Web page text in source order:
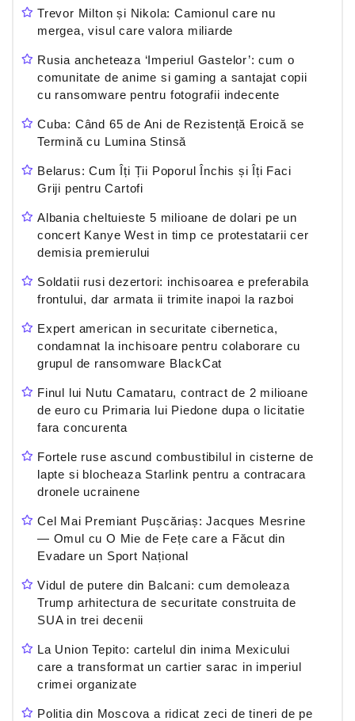
Trevor Milton și Nikola: Camionul care nu
mergea, visul care valora miliarde
Rusia ancheteaza ‘Imperiul Gastelor’: cum o
comunitate de anime si gaming a santajat copii
cu ransomware pentru fotografii indecente
Cuba: Când 65 de Ani de Rezistență Eroică se
Termină cu Lumina Stinsă
Belarus: Cum Îți Ții Poporul Închis și Îți Faci
Griji pentru Cartofi
Albania cheltuieste 5 milioane de dolari pe un
concert Kanye West in timp ce protestatarii cer
demisia premierului
Soldatii rusi dezertori: inchisoarea e preferabila
frontului, dar armata ii trimite inapoi la razboi
Expert american in securitate cibernetica,
condamnat la inchisoare pentru colaborare cu
grupul de ransomware BlackCat
Finul lui Nutu Camataru, contract de 2 milioane
de euro cu Primaria lui Piedone dupa o licitatie
fara concurenta
Fortele ruse ascund combustibilul in cisterne de
lapte si blocheaza Starlink pentru a contracara
dronele ucrainene
Cel Mai Premiant Pușcăriaș: Jacques Mesrine
— Omul cu O Mie de Fețe care a Făcut din
Evadare un Sport Național
Vidul de putere din Balcani: cum demoleaza
Trump arhitectura de securitate construita de
SUA in trei decenii
La Union Tepito: cartelul din inima Mexicului
care a transformat un cartier sarac in imperiul
crimei organizate
Politia din Moscova a ridicat zeci de tineri de pe